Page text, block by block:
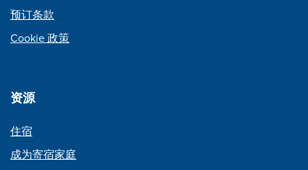
预订条款
Cookie 政策
资源
住宿
成为寄宿家庭